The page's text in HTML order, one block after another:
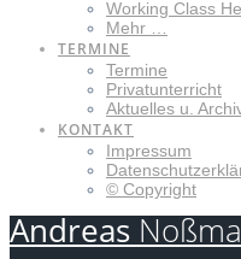
Working Class
Mehr …
TERMINE
Termine
Privatunterricht
Aktuelles u.
KONTAKT
Impressum
© Copyright
Andreas